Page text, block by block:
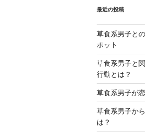
最近の投稿
草食系男子と
ポット
草食系男子と
行動とは？
草食系男子が
草食系男子か
は？